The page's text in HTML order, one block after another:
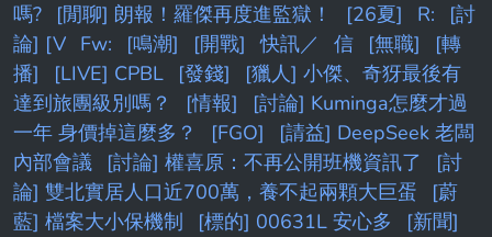
嗎?
[閒聊] 朗報！羅傑再度進監獄！ [26夏] R:
[討
論] [V Fw: [鳴潮] [開戰] 快訊／ 信 [無職]
[轉
播]
[LIVE] CPBL [發錢]
[獵人] 小傑、奇犽最後有
達到旅團級別嗎？
[情報]
[討論] Kuminga怎麼才過
一年 身價掉這麼多？
[FGO]
[請益] DeepSeek 老闆
內部會議
[討論] 權喜原：不再公開班機資訊了
[討
論] 雙北實居人口近700萬，養不起兩顆大巨蛋
[蔚
藍] 檔案大小保機制
[標的] 00631L 安心多
[新聞]